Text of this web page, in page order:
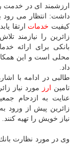
ارزشمند ای در خدمت
داشت: انتظار می رود
كیفیت خدمات ارتقا
زائرین را نیازمند
بانكی برای ارائه
محلی است و این
داد.
طالبی در ادامه با
تامین
ارز
عنایت به ازدحام
زائرین پیش از ورود
نیاز خویش را تهیه كنند.
وی در مورد نظارت